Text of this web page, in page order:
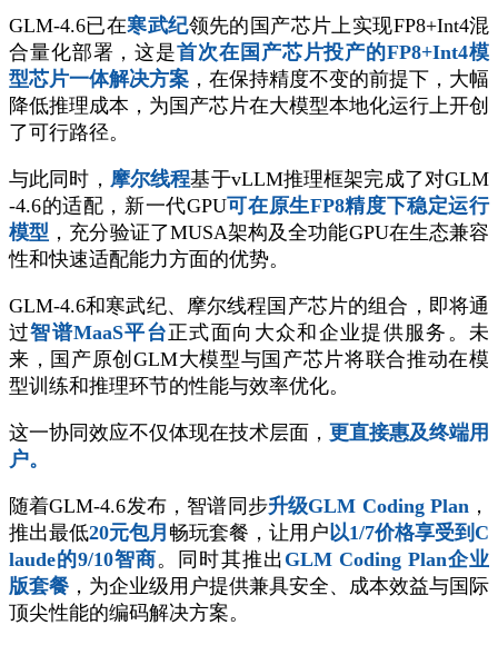
GLM-4.6已在寒武纪领先的国产芯片上实现FP8+Int4混
合量化部署，这是首次在国产芯片投产的FP8+Int4模
型芯片一体解决方案 ，在保持精度不变的前提下，大幅
降低推理成本，为国产芯片在大模型本地化运行上开创
了可行路径。
与此同时， 摩尔线程基于vLLM推理框架完成了对GLM
-4.6的适配，新一代GPU可在原生FP8精度下稳定运行
模型 ，充分验证了MUSA架构及全功能GPU在生态兼容
性和快速适配能力方面的优势。
GLM-4.6和寒武纪、摩尔线程国产芯片的组合，即将通
过智谱MaaS平台正式面向大众和企业提供服务。未
来，国产原创GLM大模型与国产芯片将联合推动在模
型训练和推理环节的性能与效率优化。
这一协同效应不仅体现在技术层面， 更直接惠及终端用
户。
随着GLM-4.6发布，智谱同步升级GLM Coding Plan，
推出最低20元包月 畅玩套餐，让用户以1/7价格享受到C
laude的9/10智商。同时其推出 GLM Coding Plan企业
版套餐 ，为企业级用户提供兼具安全、成本效益与国际
顶尖性能的编码解决方案。